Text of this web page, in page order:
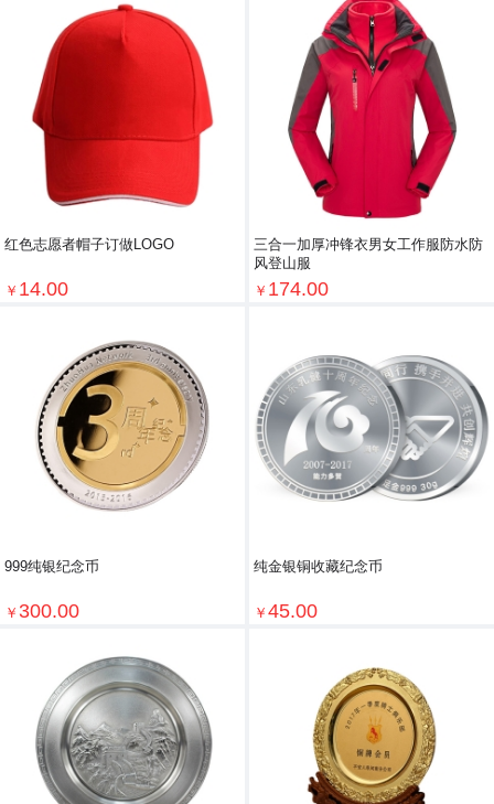
红色志愿者帽子订做LOGO
￥ 14.00
三合一加厚冲锋衣男女工作服防水防
风登山服
￥ 174.00
999纯银纪念币
￥ 300.00
纯金银铜收藏纪念币
￥ 45.00